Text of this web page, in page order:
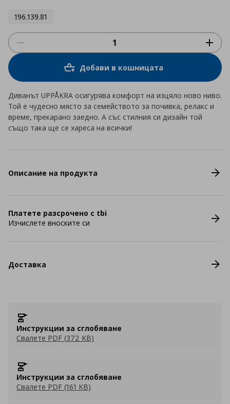
196.139.81
Добави в кошницата
Диванът UPPÅKRA осигурява комфорт на изцяло ново ниво.
Той е чудесно място за семейството за почивка, релакс и
време, прекарано заедно. А със стилния си дизайн той
също така ще се хареса на всички!
Описание на продукта
Платете разсрочено с tbi
Изчислете вноските си
Доставка
Инструкции за сглобяване
Свалете PDF (372 KB)
Инструкции за сглобяване
Свалете PDF (161 KB)